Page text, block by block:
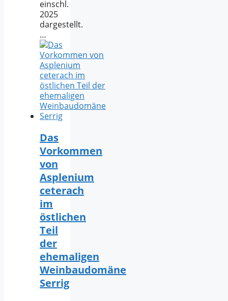
einschl.
2025
dargestellt.
…
Das
Vorkommen
von
Asplenium
ceterach
im
östlichen
Teil
der
ehemaligen
Weinbaudomäne
Serrig